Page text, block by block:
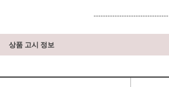
--------------------------------
상품 고시 정보